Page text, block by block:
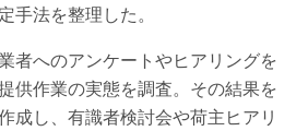
手法を整理した。
者へのアンケートやヒアリングを
供作業の実態を調査。その結果を
成し、有識者検討会や荷主ヒアリ